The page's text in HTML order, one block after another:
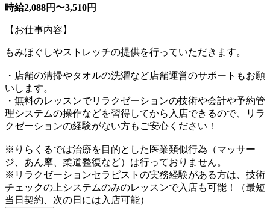
時給2,088円〜3,510円
【お仕事内容】
もみほぐしやストレッチの提供を行っていただきます。
・店舗の清掃やタオルの洗濯など店舗運営のサポートもお願
いします。
・無料のレッスンでリラクゼーションの技術や会計や予約管
理システムの操作などを習得してから入店できるので、リラ
クゼーションの経験がない方もご安心ください！
※りらくるでは治療を目的とした医業類似行為（マッサー
ジ、あん摩、柔道整復など）は行っておりません。
※リラクゼーションセラピストの実務経験がある方は、技術
チェックの上システムのみのレッスンで入店も可能！（最短
当日契約、次の日には入店可能）